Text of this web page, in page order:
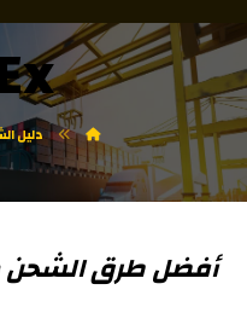
دليل
أفضل طرق الشحن